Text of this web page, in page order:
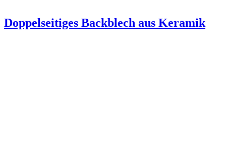
Doppelseitiges Backblech aus Keramik